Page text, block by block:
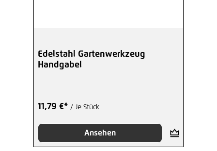
Edelstahl Gartenwerkzeug
Handgabel
11,79 €* / Je Stück
Ansehen